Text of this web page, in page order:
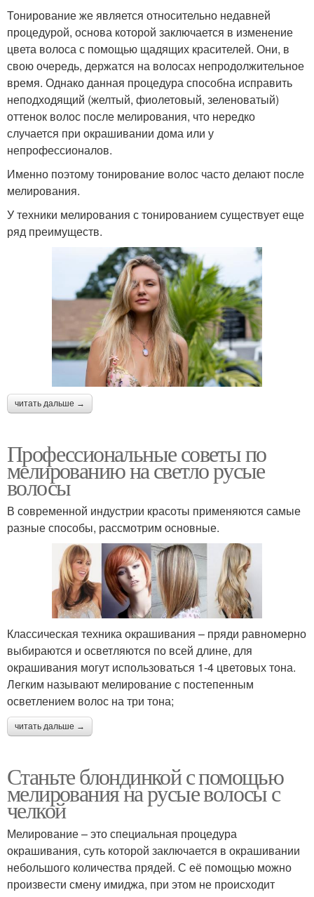
Тонирование же является относительно недавней
процедурой, основа которой заключается в изменение
цвета волоса с помощью щадящих красителей. Они, в
свою очередь, держатся на волосах непродолжительное
время. Однако данная процедура способна исправить
неподходящий (желтый, фиолетовый, зеленоватый)
оттенок волос после мелирования, что нередко
случается при окрашивании дома или у
непрофессионалов.
Именно поэтому тонирование волос часто делают после
мелирования.
У техники мелирования с тонированием существует еще
ряд преимуществ.
читать дальше →
Профессиональные советы по
мелированию на светло русые
волосы
В современной индустрии красоты применяются самые
разные способы, рассмотрим основные.
Классическая техника окрашивания – пряди равномерно
выбираются и осветляются по всей длине, для
окрашивания могут использоваться 1-4 цветовых тона.
Легким называют мелирование с постепенным
осветлением волос на три тона;
читать дальше →
Станьте блондинкой с помощью
мелирования на русые волосы с
челкой
Мелирование – это специальная процедура
окрашивания, суть которой заключается в окрашивании
небольшого количества прядей. С её помощью можно
произвести смену имиджа, при этом не происходит